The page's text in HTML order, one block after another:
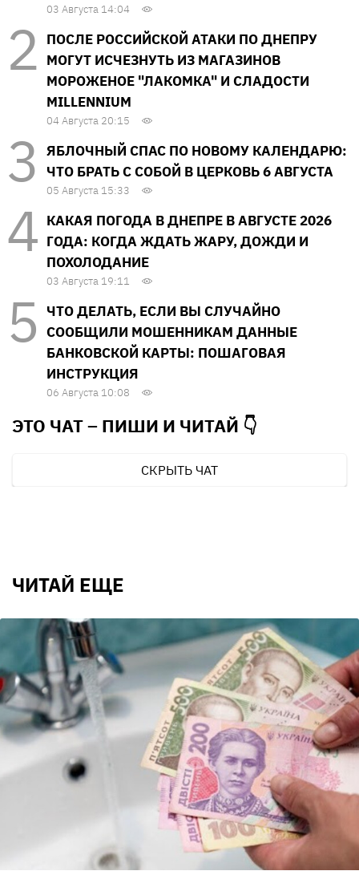
03 Августа 14:04
ПОСЛЕ РОССИЙСКОЙ АТАКИ ПО ДНЕПРУ
МОГУТ ИСЧЕЗНУТЬ ИЗ МАГАЗИНОВ
МОРОЖЕНОЕ "ЛАКОМКА" И СЛАДОСТИ
MILLENNIUM
04 Августа 20:15
ЯБЛОЧНЫЙ СПАС ПО НОВОМУ КАЛЕНДАРЮ:
ЧТО БРАТЬ С СОБОЙ В ЦЕРКОВЬ 6 АВГУСТА
05 Августа 15:33
КАКАЯ ПОГОДА В ДНЕПРЕ В АВГУСТЕ 2026
ГОДА: КОГДА ЖДАТЬ ЖАРУ, ДОЖДИ И
ПОХОЛОДАНИЕ
03 Августа 19:11
ЧТО ДЕЛАТЬ, ЕСЛИ ВЫ СЛУЧАЙНО
СООБЩИЛИ МОШЕННИКАМ ДАННЫЕ
БАНКОВСКОЙ КАРТЫ: ПОШАГОВАЯ
ИНСТРУКЦИЯ
06 Августа 10:08
ЭТО ЧАТ – ПИШИ И ЧИТАЙ 👇
СКРЫТЬ ЧАТ
ЧИТАЙ ЕЩЕ